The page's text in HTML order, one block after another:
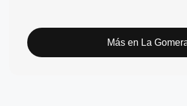
Más en La